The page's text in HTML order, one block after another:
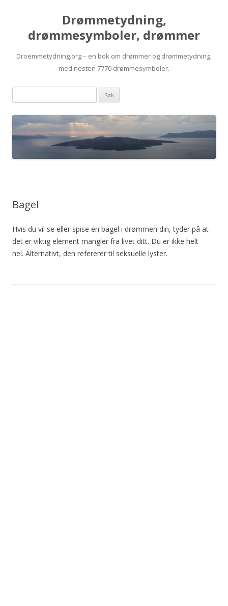
Drømmetydning,
drømmesymboler, drømmer
Droemmetydning.org – en bok om drømmer og drømmetydning,
med nesten 7770 drømmesymboler.
Skip
content
søk:
Bagel
Hvis du vil se eller spise en bagel i drømmen din, tyder på at
det er viktig element mangler fra livet ditt. Du er ikke helt
hel. Alternativt, den refererer til seksuelle lyster.